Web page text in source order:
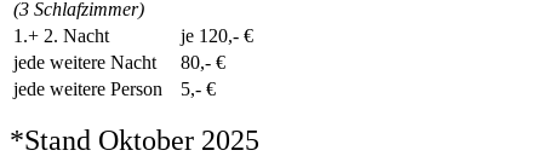
(3 Schlafzimmer)
1.+ 2. Nacht
je 120,- €
jede weitere Nacht
80,- €
jede weitere Person
5,- €
*Stand Oktober 2025